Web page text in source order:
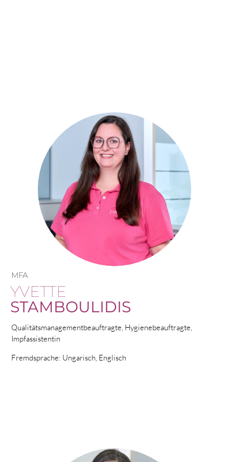
MFA
YVETTE
STAMBOULIDIS
Qualitätsmanagementbeauftragte, Hygienebeauftragte,
Impfassistentin
Fremdsprache: Ungarisch, Englisch